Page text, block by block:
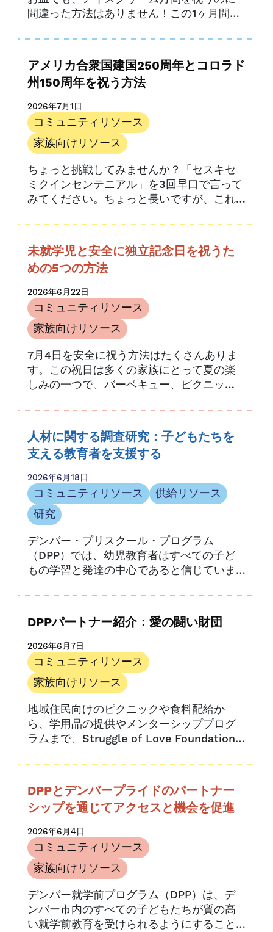
間違った方法はありません！この1ヶ月間の
アメリカ合衆国建国250周年とコロラド
州150周年を祝う方法
2026年7月1日
コミュニティリソース
家族向けリソース
ちょっと挑戦してみませんか？「セスキセ
ミクインセンテニアル」を3回早口で言って
みてください。ちょっと長いですが、これ
です。.
未就学児と安全に独立記念日を祝うた
めの5つの方法
2026年6月22日
コミュニティリソース
家族向けリソース
7月4日を安全に祝う方法はたくさんありま
す。この祝日は多くの家族にとって夏の楽
しみの一つで、バーベキュー、ピクニッ
火大会などが盛りだくさんです。.
人材に関する調査研究：子どもたちを
支える教育者を支援する
2026年6月18日
コミュニティリソース
供給リソース
研究
デンバー・プリスクール・プログラム
（DPP）では、幼児教育者はすべての子ど
もの学習と発達の中心であると信じていま
献身的な教師たちを支援することを目指し
ています。.
DPPパートナー紹介：愛の闘い財団
2026年6月7日
コミュニティリソース
家族向けリソース
地域住民向けのピクニックや食料配給か
ら、学用品の提供やメンターシッププログ
ラムまで、Struggle of Love Foundation
を必要とする人々に対し、不可欠な包括的
なサービスを提供してきました。.
DPPとデンバープライドのパートナー
シップを通じてアクセスと機会を促進
2026年6月4日
コミュニティリソース
家族向けリソース
デンバー就学前プログラム（DPP）は、デ
ンバー市内のすべての子どもたちが質の高
い就学前教育を受けられるようにすること